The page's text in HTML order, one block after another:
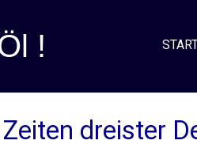
!
dreister